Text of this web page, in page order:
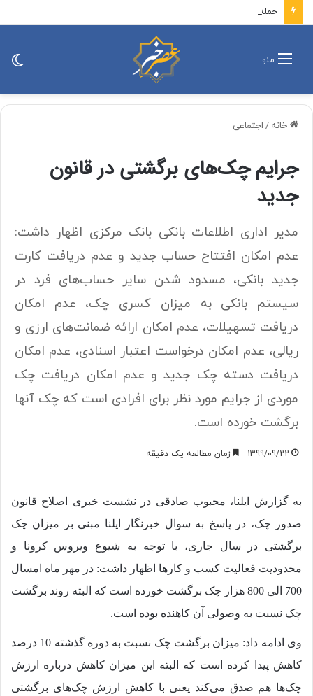
حمله روسیه به یک کشتی نظامی
منو
خانه / اجتماعی
جرایم چک‌های برگشتی در قانون
جدید
مدیر اداری اطلاعات بانکی بانک مرکزی اظهار داشت:
عدم امکان افتتاح حساب جدید و عدم دریافت کارت
جدید بانکی، مسدود شدن سایر حساب‌های فرد در
سیستم بانکی به میزان کسری چک، عدم امکان
دریافت تسهیلات، عدم امکان ارائه ضمانت‌های ارزی و
ریالی، عدم امکان درخواست اعتبار اسنادی، عدم امکان
دریافت دسته چک جدید و عدم امکان دریافت چک
موردی از جرایم مورد نظر برای افرادی است که چک آنها
برگشت خورده است.
1399/09/22 زمان مطالعه یک دقیقه
به گزارش ایلنا، محبوب صادقی در نشست خبری اصلاح قانون
صدور چک، در پاسخ به سوال خبرنگار ایلنا مبنی بر میزان چک
برگشتی در سال جاری، با توجه به شیوع ویروس کرونا و
محدودیت فعالیت کسب و کارها اظهار داشت: در مهر ماه امسال
700 الی 800 هزار چک برگشت خورده است که البته روند برگشت
چک نسبت به وصولی آن کاهنده بوده است.
وی ادامه داد: میزان برگشت چک نسبت به دوره گذشته 10 درصد
کاهش پیدا کرده است که البته این میزان کاهش درباره ارزش
چک‌ها هم صدق می‌کند یعنی با کاهش ارزش چک‌های برگشتی